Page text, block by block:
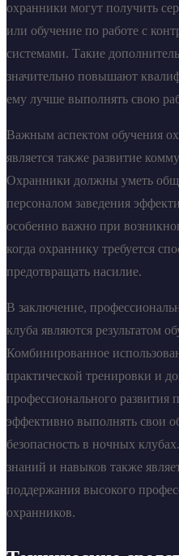
охранники могут получить
или обучение по работе с
системами. Такие
значительно повышают
ему лучше выполнять свою
Важным аспектом обучения
является также развитие
Охранники должны уметь
персоналом заведения
особенно важно при
когда охраннику требуется
предотвращать насилие.
В заключение,
клуба являются результатом
Комбинированное
практической тренировки и
профессионального развития
эффективно выполнять свои
безопасность в ночных
знаний и навыков также
поддержания высокого
охранников.